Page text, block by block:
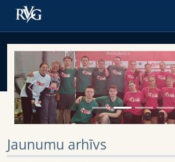
Previous
Jaunumu arhīvs